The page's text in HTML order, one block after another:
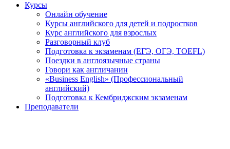
Курсы
Онлайн обучение
Курсы английского для детей и подростков
Курс английского для взрослых
Разговорный клуб
Подготовка к экзаменам (ЕГЭ, ОГЭ, TOEFL)
Поездки в англоязычные страны
Говори как англичанин
«Business English» (Профессиональный
английский)
Подготовка к Кембриджским экзаменам
Преподаватели